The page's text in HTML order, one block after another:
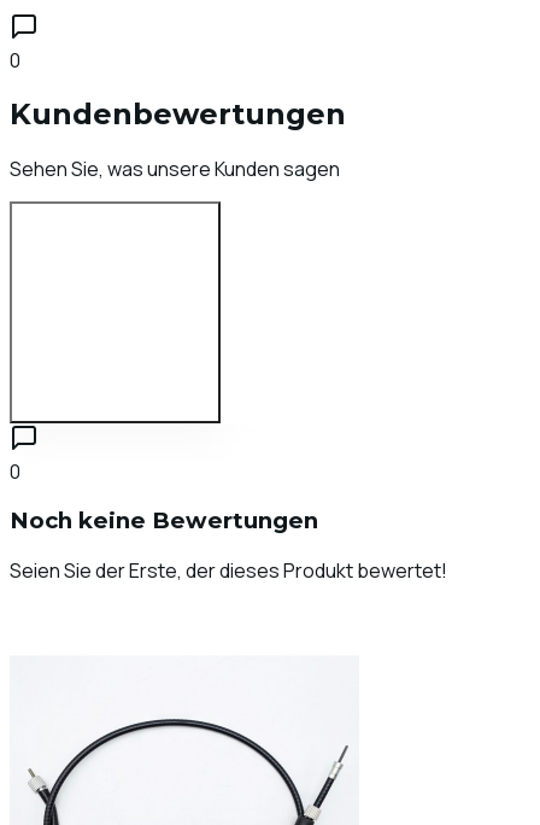
0
Kundenbewertungen
Sehen Sie, was unsere Kunden sagen
0
Noch keine Bewertungen
Seien Sie der Erste, der dieses Produkt bewertet!